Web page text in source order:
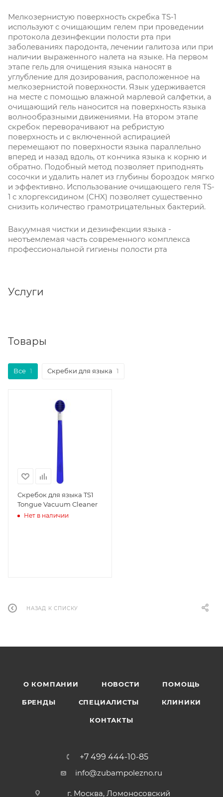
Мелкозернистую поверхность скребка TS-1
используют с очищающим гелем при проведении
протокола дезинфекции полости рта при
заболеваниях пародонта, лечении галитоза или при
наличии выраженного налета на языке. На первом
этапе гель для очищения языка наносят в
углубление для дозирования, расположенное на
мелкозернистой поверхности. Язык удерживается
на месте с помощью влажной марлевой салфетки, а
очищающий гель наносится на поверхность языка
волнообразными движениями. На втором этапе
скребок переворачивают на ребристую
поверхность и с включенной аспирацией
перемещают по поверхности языка параллельно
вперед и назад вдоль, от кончика языка к корню и
обратно. Подобный метод позволяет приподнять
сосочки и удалить налет из глубины бороздок мягко
и эффективно. Использование очищающего геля TS-
1 с хлоргексидином (CHX) позволяет существенно
снизить количество грамотрицательных бактерий.
Вакуумная чистки и дезинфекции языка -
неотъемлемая часть современного комплекса
профессиональной гигиены полости рта
Услуги
Товары
Все 1 Скребки для языка 1
Скребок для языка TS1
Tongue Vacuum Cleaner
Нет в наличии
НАЗАД К СПИСКУ
О КОМПАНИИ НОВОСТИ ПОМОЩЬ
БРЕНДЫ СПЕЦИАЛИСТЫ КЛИНИКИ
КОНТАКТЫ
+7 499 444-10-85
info@zubampolezno.ru
г. Москва, Ломоносовский